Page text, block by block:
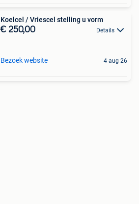
Koelcel / Vriescel stelling u vorm
€ 250,00 Details
Bezoek website 4 aug 26